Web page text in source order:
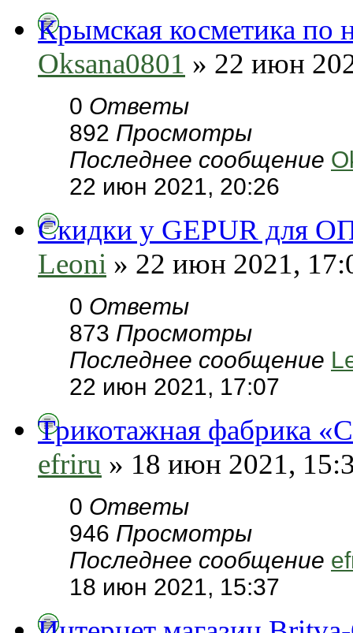
Крымская косметика по
Oksana0801 » 22 июн
0 Ответы
892 Просмотры
Последнее сообщение
22 июн 2021, 20:26
Скидки у GEPUR для
Leoni » 22 июн 2021,
0 Ответы
873 Просмотры
Последнее сообщение
22 июн 2021, 17:07
Трикотажная фабрика
efriru » 18 июн 2021,
0 Ответы
946 Просмотры
Последнее сообщение
18 июн 2021, 15:37